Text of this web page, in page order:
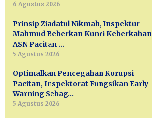
6 Agustus 2026
Prinsip Ziadatul Nikmah, Inspektur
Mahmud Beberkan Kunci Keberkahan
ASN Pacitan …
5 Agustus 2026
Optimalkan Pencegahan Korupsi
Pacitan, Inspektorat Fungsikan Early
Warning Sebag…
5 Agustus 2026